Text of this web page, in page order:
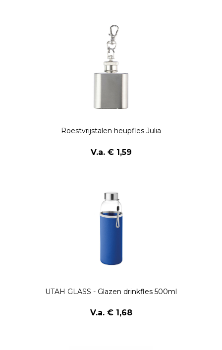
Roestvrijstalen heupfles Julia
V.a. € 1,59
UTAH GLASS - Glazen drinkfles 500ml
V.a. € 1,68